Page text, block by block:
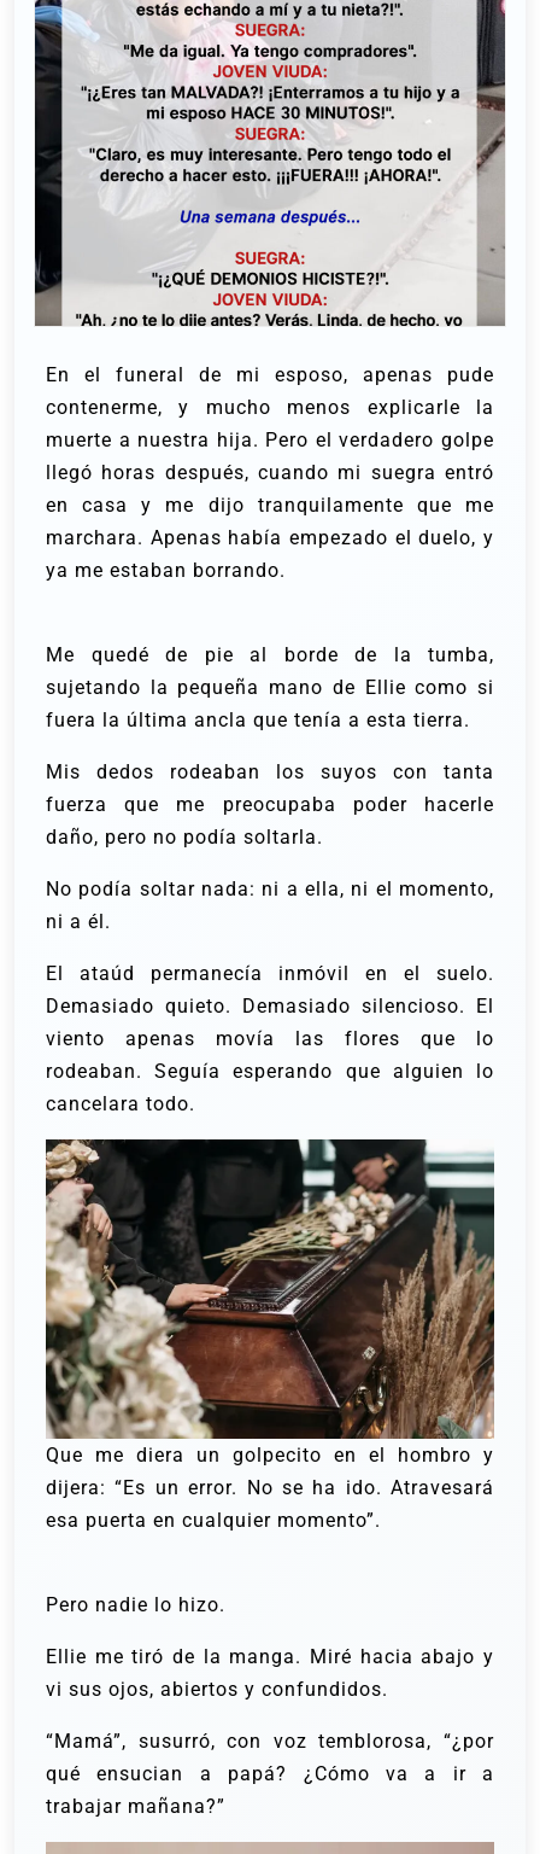
En el funeral de mi esposo, apenas pude
contenerme, y mucho menos explicarle la
muerte a nuestra hija. Pero el verdadero golpe
llegó horas después, cuando mi suegra entró
en casa y me dijo tranquilamente que me
marchara. Apenas había empezado el duelo, y
ya me estaban borrando.
Me quedé de pie al borde de la tumba,
sujetando la pequeña mano de Ellie como si
fuera la última ancla que tenía a esta tierra.
Mis dedos rodeaban los suyos con tanta
fuerza que me preocupaba poder hacerle
daño, pero no podía soltarla.
No podía soltar nada: ni a ella, ni el momento,
ni a él.
El ataúd permanecía inmóvil en el suelo.
Demasiado quieto. Demasiado silencioso. El
viento apenas movía las flores que lo
rodeaban. Seguía esperando que alguien lo
cancelara todo.
Que me diera un golpecito en el hombro y
dijera: “Es un error. No se ha ido. Atravesará
esa puerta en cualquier momento”.
Pero nadie lo hizo.
Ellie me tiró de la manga. Miré hacia abajo y
vi sus ojos, abiertos y confundidos.
“Mamá”, susurró, con voz temblorosa, “¿por
qué ensucian a papá? ¿Cómo va a ir a
trabajar mañana?”